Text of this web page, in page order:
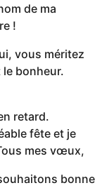
de ma
!
vous méritez
le bonheur.
retard.
fête et je
mes vœux,
bonne